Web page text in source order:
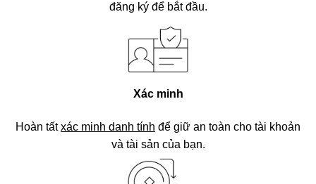
đăng ký để bắt đầu.
Xác minh
Hoàn tấtxác minh danh tính để giữ an toàn cho tài khoản
và tài sản của bạn.